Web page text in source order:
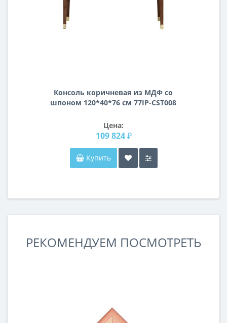
Консоль коричневая из МДФ со
шпоном 120*40*76 см 77IP-CST008
Цена:
109 824 ₽
Купить
РЕКОМЕНДУЕМ ПОСМОТРЕТЬ